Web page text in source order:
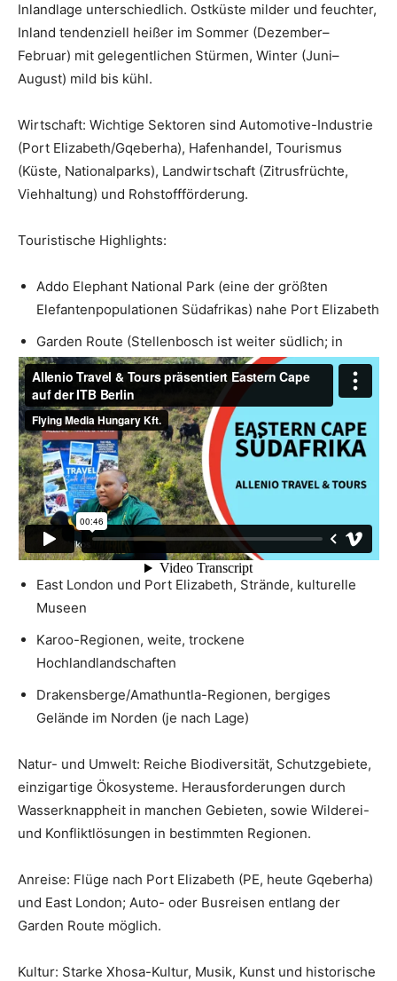
Inlandlage unterschiedlich. Ostküste milder und feuchter,
Inland tendenziell heißer im Sommer (Dezember–
Februar) mit gelegentlichen Stürmen, Winter (Juni–
August) mild bis kühl.
Wirtschaft: Wichtige Sektoren sind Automotive-Industrie
(Port Elizabeth/Gqeberha), Hafenhandel, Tourismus
(Küste, Nationalparks), Landwirtschaft (Zitrusfrüchte,
Viehhaltung) und Rohstoffförderung.
Touristische Highlights:
Addo Elephant National Park (eine der größten
Elefantenpopulationen Südafrikas) nahe Port Elizabeth
Garden Route (Stellenbosch ist weiter südlich; in
Eastern Cape liegen Küstenstädte wie Plettenberg Bay
in der Nähe, aber der Parkabschnitt umfasst
verschiedene Parks)
Tsitsikamma National Park, spektakuläre
Küstenlandschaft, Pausen für Wanderungen
Jeffrey’s Bay, weltbekanntes Surfziel
Baviaanskloof Wilderness Area, großes, unberührtes
Schutzgebiet
East London und Port Elizabeth, Strände, kulturelle
Museen
Karoo-Regionen, weite, trockene
Hochlandlandschaften
Drakensberge/Amathuntla-Regionen, bergiges
Gelände im Norden (je nach Lage)
Natur- und Umwelt: Reiche Biodiversität, Schutzgebiete,
einzigartige Ökosysteme. Herausforderungen durch
Wasserknappheit in manchen Gebieten, sowie Wilderei-
und Konfliktlösungen in bestimmten Regionen.
Anreise: Flüge nach Port Elizabeth (PE, heute Gqeberha)
und East London; Auto- oder Busreisen entlang der
Garden Route möglich.
Kultur: Starke Xhosa-Kultur, Musik, Kunst und historische